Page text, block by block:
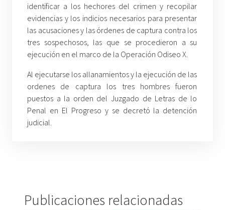
identificar a los hechores del crimen y recopilar
evidencias y los indicios necesarios para presentar
las acusaciones y las órdenes de captura contra los
tres sospechosos, las que se procedieron a su
ejecución en el marco de la Operación Odiseo X.
Al ejecutarse los allanamientos y la ejecución de las
ordenes de captura los tres hombres fueron
puestos a la orden del Juzgado de Letras de lo
Penal en El Progreso y se decretó la detención
judicial.
Publicaciones relacionadas